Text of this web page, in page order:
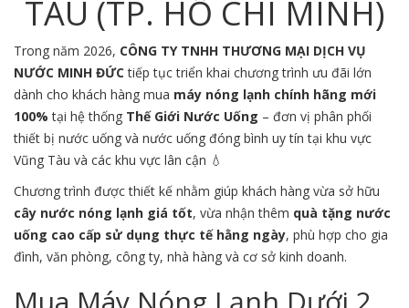
TÀU (TP. HỒ CHÍ MINH)
Trong năm 2026, CÔNG TY TNHH THƯƠNG MẠI DỊCH VỤ
NƯỚC MINH ĐỨCtiếp tục triển khai chương trình ưu đãi lớn
dành cho khách hàng mua máy nóng lạnh chính hãng mới
100% tại hệ thống Thế Giới Nước Uống – đơn vị phân phối
thiết bị nước uống và nước uống đóng bình uy tín tại khu vực
Vũng Tàu và các khu vực lân cận 💧
Chương trình được thiết kế nhằm giúp khách hàng vừa sở hữu
cây nước nóng lạnh giá tốt, vừa nhận thêm quà tặng nước
uống cao cấp sử dụng thực tế hằng ngày, phù hợp cho gia
đình, văn phòng, công ty, nhà hàng và cơ sở kinh doanh.